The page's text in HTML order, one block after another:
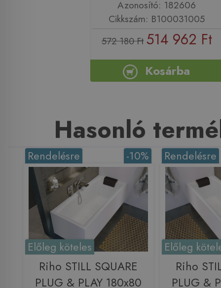
Azonosító: 182606
Cikkszám: B100031005
572 180 Ft 514 962 Ft
Kosárba
Hasonló
-10%
Rendelésre
Előleg köteles
Riho STILL SQUARE
PLUG & PLAY 180x80
Rendelésre
Előleg
Riho
PLUG &